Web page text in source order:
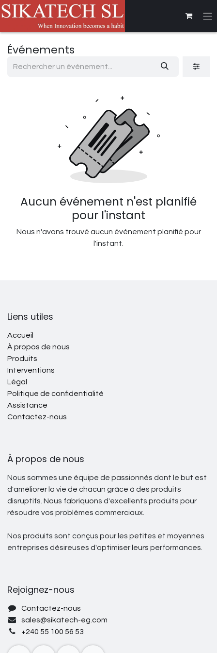
Se rendre au contenu
Événements
Aucun événement n'est planifié
pour l'instant
Nous n'avons trouvé aucun événement planifié pour
l'instant.
Liens utiles
Accueil
À propos de nous
Produits
Interventions
Légal
Politique de confidentialité
Assistance
Contactez-nous
À propos de nous
Nous sommes une équipe de passionnés dont le but est
d'améliorer la vie de chacun grâce à des produits
disruptifs. Nous fabriquons d'excellents produits pour
résoudre vos problèmes commerciaux.
Nos produits sont conçus pour les petites et moyennes
entreprises désireuses d'optimiser leurs performances.
Rejoignez-nous
Contactez-nous
sales@sikatech-eg.com
+240 55 100 56 53